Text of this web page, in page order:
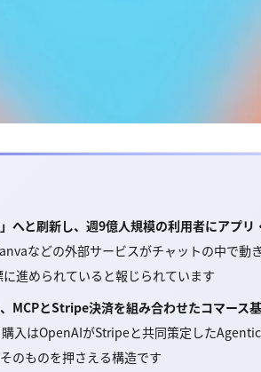
へと刷新し、週9億人規模の利用者にアプリ
などの外部サービスがチャットの中で動
進められていると報じられています
MCPとStripe決済を組み合わせたコマース
購入はOpenAIがStripeと共同策定した
のものを押さえる構造です